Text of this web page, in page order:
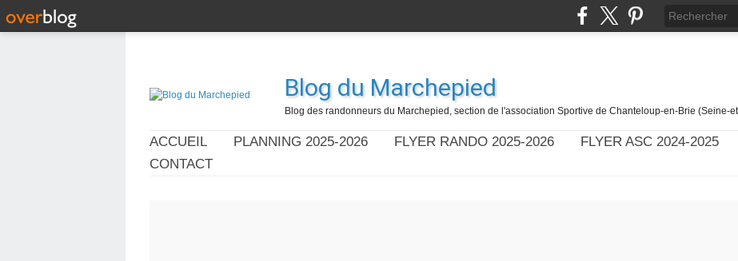
Blog du Marchepied
Blog des randonneurs du Marchepied, section de l'association Sportive de Chanteloup-en-Brie (Seine-
ACCUEIL PLANNING 2025-2026 FLYER RANDO 2025-2026 FLYER ASC 2024-2025
CONTACT